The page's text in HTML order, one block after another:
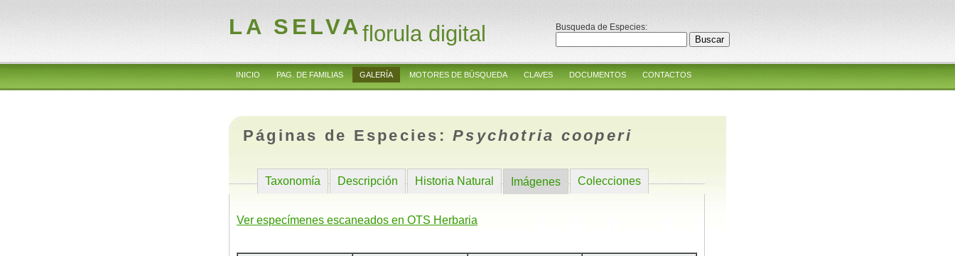
LA SELVAflorula digital Busqueda de Especies:
INICIO PAG. DE FAMILIAS GALERÍA MOTORES DE BÚSQUEDA CLAVES DOCUMENTOS CONTACTOS
Páginas de Especies:Psychotria cooperi
Taxonomía Descripción Historia Natural Imágenes Colecciones
Ver especímenes escaneados en OTS Herbaria